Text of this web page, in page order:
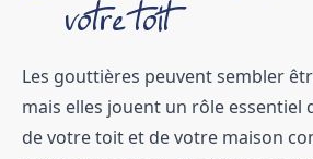
votre toit
Les gouttières peuvent sembler
mais elles jouent un rôle essentiel
de votre toit et de votre maison